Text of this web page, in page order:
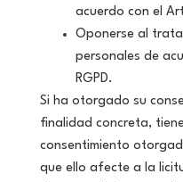
acuerdo con el
Oponerse al
personales de
RGPD.
Si ha otorgado su
finalidad concreta,
consentimiento
que ello afecte a la